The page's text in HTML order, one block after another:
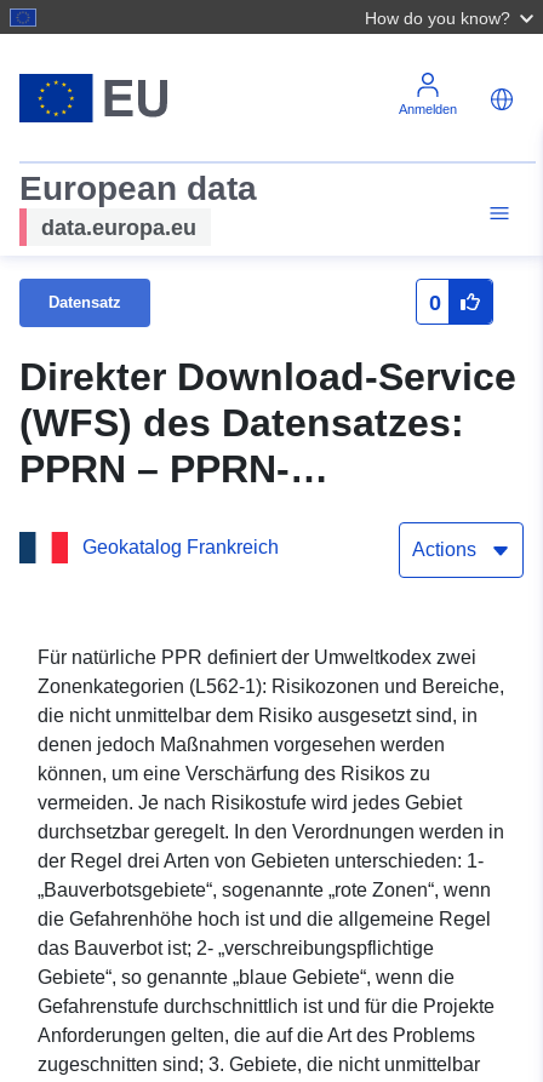
How do you know?
Anmelden
European data
data.europa.eu
Datensatz 0
Direkter Download-Service
(WFS) des Datensatzes:
PPRN – PPRN-
Reglementiertes Gebiet
MT – Marbache (54351)
Geokatalog Frankreich Actions
Für natürliche PPR definiert der Umweltkodex zwei
Zonenkategorien (L562-1): Risikozonen und Bereiche,
die nicht unmittelbar dem Risiko ausgesetzt sind, in
denen jedoch Maßnahmen vorgesehen werden
können, um eine Verschärfung des Risikos zu
vermeiden. Je nach Risikostufe wird jedes Gebiet
durchsetzbar geregelt. In den Verordnungen werden in
der Regel drei Arten von Gebieten unterschieden: 1-
„Bauverbotsgebiete“, sogenannte „rote Zonen“, wenn
die Gefahrenhöhe hoch ist und die allgemeine Regel
das Bauverbot ist; 2- „verschreibungspflichtige
Gebiete“, so genannte „blaue Gebiete“, wenn die
Gefahrenstufe durchschnittlich ist und für die Projekte
Anforderungen gelten, die auf die Art des Problems
zugeschnitten sind; 3. Gebiete, die nicht unmittelbar